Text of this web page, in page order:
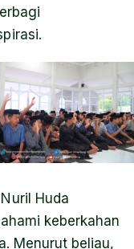
Huda
keberkahan
Menurut beliau,